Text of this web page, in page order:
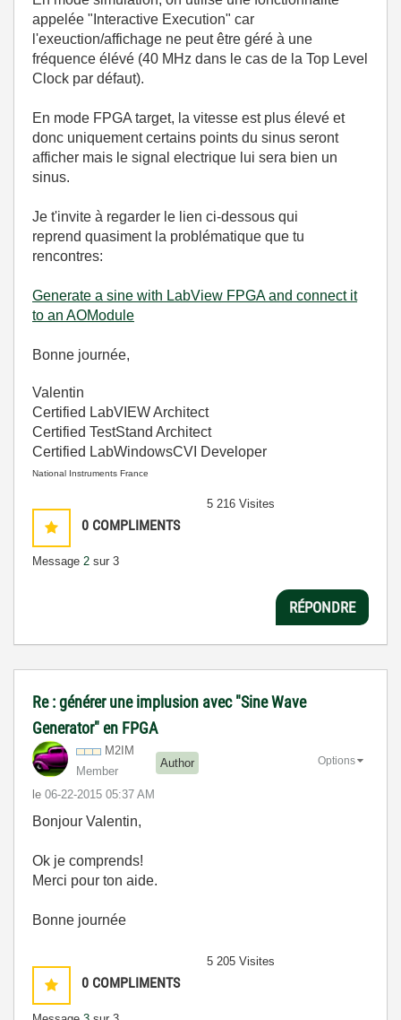
appelée "Interactive Execution" car
l'exeuction/affichage ne peut être géré à une
fréquence élévé (40 MHz dans le cas de la Top Level
Clock par défaut).
En mode FPGA target, la vitesse est plus élevé et
donc uniquement certains points du sinus seront
afficher mais le signal electrique lui sera bien un
sinus.
Je t'invite à regarder le lien ci-dessous qui
reprend quasiment la problématique que tu
rencontres:
Generate a sine with LabView FPGA and connect it
to an AOModule
Bonne journée,
Valentin
Certified LabVIEW Architect
Certified TestStand Architect
Certified LabWindowsCVI Developer
National Instruments France
0 COMPLIMENTS
Message 2 sur 3
5 216 Visites
RÉPONDRE
Re : générer une implusion avec "Sine Wave
Generator" en FPGA
M2IM
Member
Author
le ‎06-22-2015 05:37 AM
Options
Bonjour Valentin,
Ok je comprends!
Merci pour ton aide.
Bonne journée
0 COMPLIMENTS
5 205 Visites